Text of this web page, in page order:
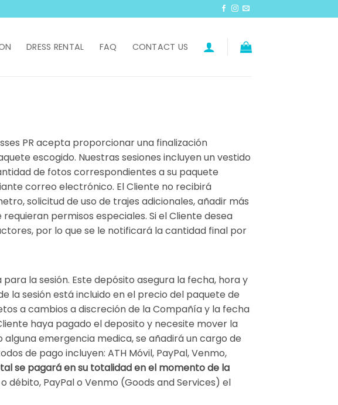
DRESS RENTAL FAQ CONTACT US
PR acepta proporcionar una finalización
escogido. Nuestras sesiones incluyen un vestido
de fotos correspondientes a su paquete
correo electrónico. El Cliente no recibirá
solicitud de uso de trajes adicionales, añadir más
permisos especiales. Si el Cliente desea
por lo que se le notificará la cantidad final por
la sesión. Este depósito asegura la fecha, hora y
la sesión está incluido en el precio del paquete de
a cambios a discreción de la Compañía y la fecha
haya pagado el deposito y necesite mover la
emergencia medica, se añadirá un cargo de
de pago incluyen: ATH Móvil, PayPal, Venmo,
se pagará en su totalidad en el momento de la
PayPal o Venmo (Goods and Services) el